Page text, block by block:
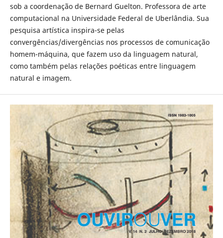
sob a coordenação de Bernard Guelton. Professora de arte
computacional na Universidade Federal de Uberlândia. Sua
pesquisa artística inspira-se pelas
convergências/divergências nos processos de comunicação
homem-máquina, que fazem uso da linguagem natural,
como também pelas relações poéticas entre linguagem
natural e imagem.